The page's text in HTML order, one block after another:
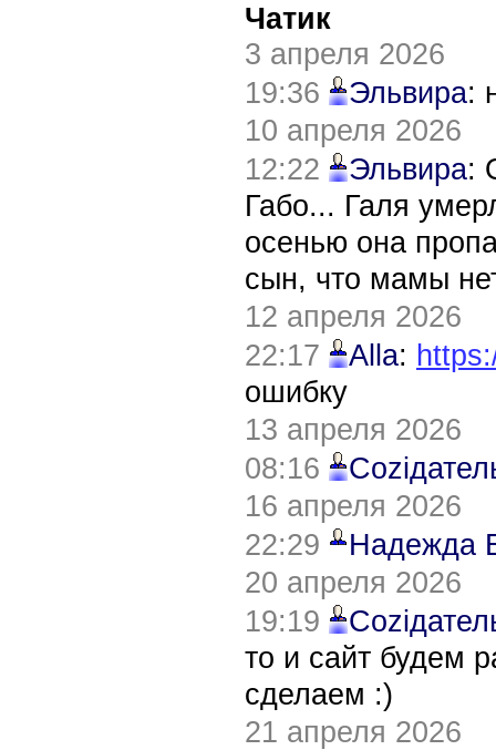
Чатик
3 апреля 2026
19:36
Эльвира:
10 апреля 2026
12:22
Эльвира:
Габо... Галя
осенью она
сын, что мамы
12 апреля 2026
22:17
Alla:
ошибку
13 апреля 2026
08:16
16 апреля 2026
22:29
Надежда
20 апреля 2026
19:19
то и сайт будем
сделаем :)
21 апреля 2026